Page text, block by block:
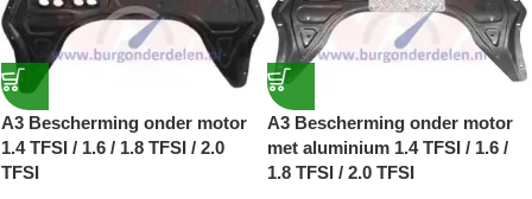
A3 Bescherming onder motor
1.4 TFSI / 1.6 / 1.8 TFSI / 2.0
TFSI
A3 Bescherming onder motor
met aluminium 1.4 TFSI / 1.6 /
1.8 TFSI / 2.0 TFSI